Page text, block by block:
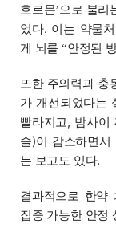
호르몬’으로 불리
었다. 이는 약물
게 뇌를 “안정된
또한 주의력과 충
가 개선되었다는
빨라지고, 밤사이
솔)이 감소하면
는 보고도 있다.
결과적으로 한약
집중 가능한 안정